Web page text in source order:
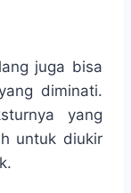
juga bisa
diminati.
yang
untuk diukir